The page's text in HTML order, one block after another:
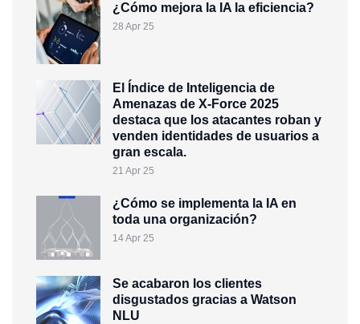
¿Cómo mejora la IA la eficiencia?
28 Apr 25
El Índice de Inteligencia de
Amenazas de X-Force 2025
destaca que los atacantes roban y
venden identidades de usuarios a
gran escala.
21 Apr 25
¿Cómo se implementa la IA en
toda una organización?
14 Apr 25
Se acabaron los clientes
disgustados gracias a Watson
NLU